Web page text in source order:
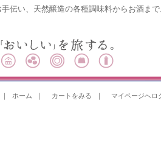
い、天然醸造の各種調味料からお酒まで
｜ ホーム ｜ カートをみる ｜ マイページへロ